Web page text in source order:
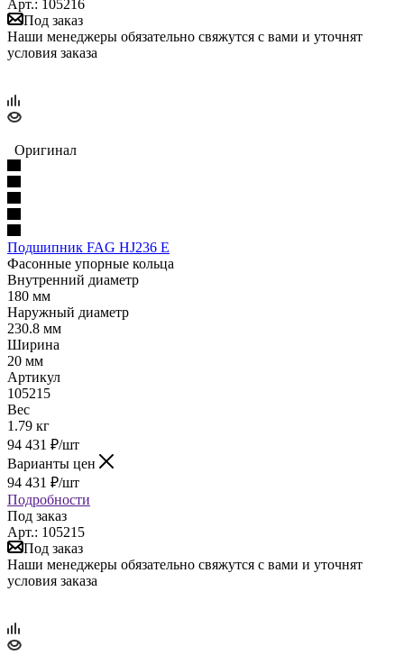
Арт.: 105216
Под заказ
Наши менеджеры обязательно свяжутся с вами и уточнят
условия заказа
Оригинал
Подшипник FAG HJ236 E
Фасонные упорные кольца
Внутренний диаметр
180 мм
Наружный диаметр
230.8 мм
Ширина
20 мм
Артикул
105215
Вес
1.79 кг
94 431 ₽/шт
Варианты цен
94 431 ₽/шт
Подробности
Под заказ
Арт.: 105215
Под заказ
Наши менеджеры обязательно свяжутся с вами и уточнят
условия заказа